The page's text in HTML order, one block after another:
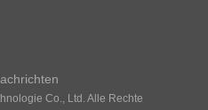
Co., Ltd. Alle Rechte